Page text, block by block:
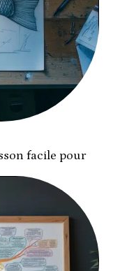
facile pour